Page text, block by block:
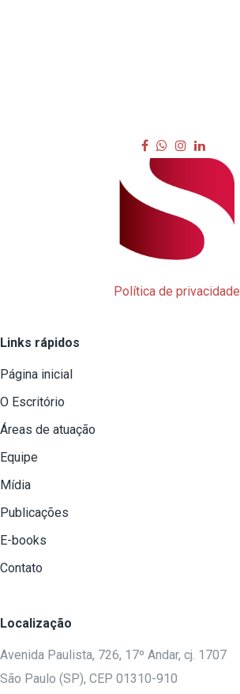
Política de privacidade
Links rápidos
Página inicial
O Escritório
Áreas de atuação
Equipe
Mídia
Publicações
E-books
Contato
Localização
Avenida Paulista, 726, 17º Andar, cj. 1707
São Paulo (SP), CEP 01310-910